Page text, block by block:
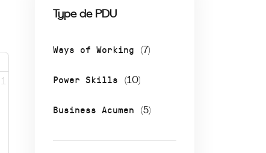
Type de PDU
Ways of Working (7)
Power Skills (10)
Business Acumen (5)
1